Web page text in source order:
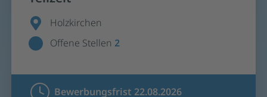
Holzkirchen
Offene Stellen 2
Bewerbungsfrist 22.08.2026